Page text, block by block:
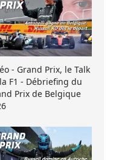
- Grand Prix, le Talk
F1 - Débriefing du
Prix de Belgique